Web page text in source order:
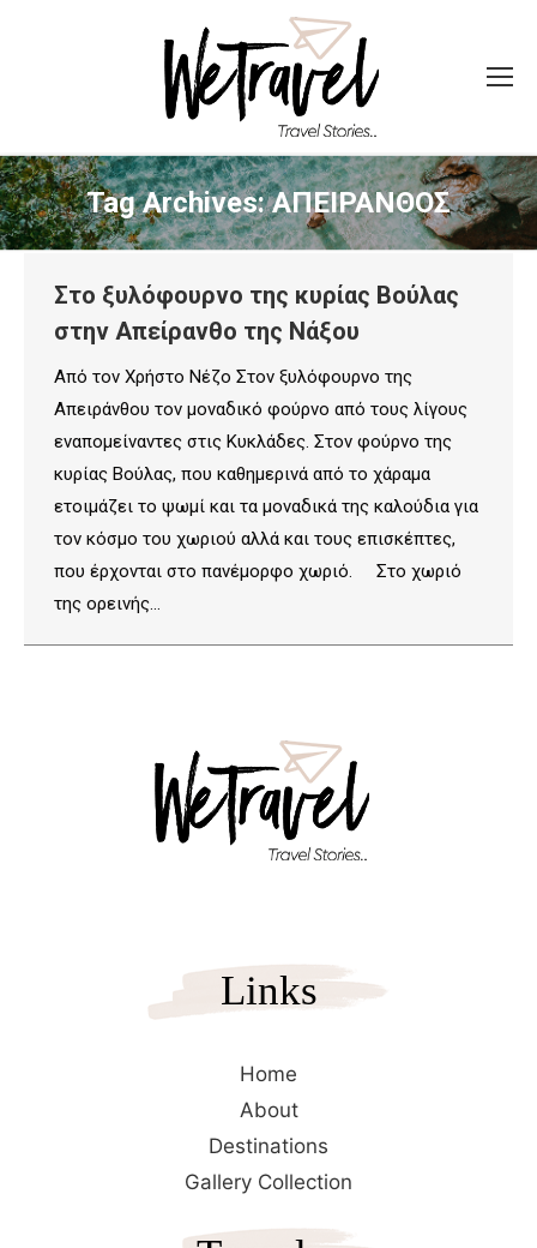
Tag Archives:ΑΠΕΙΡΑΝΘΟΣ
Στο ξυλόφουρνο της κυρίας Βούλας
στην Απείρανθο της Νάξου
Από τον Χρήστο Νέζο Στον ξυλόφουρνο της
Απειράνθου τον μοναδικό φούρνο από τους λίγους
εναπομείναντες στις Κυκλάδες. Στον φούρνο της
κυρίας Βούλας, που καθημερινά από το χάραμα
ετοιμάζει το ψωμί και τα μοναδικά της καλούδια για
τον κόσμο του χωριού αλλά και τους επισκέπτες,
που έρχονται στο πανέμορφο χωριό. Στο χωριό
της ορεινής…
Links
Home
About
Destinations
Gallery Collection